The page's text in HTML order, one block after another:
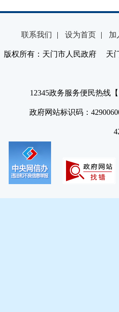
联系我们 | 设为首页 | 加
版权所有：天门市人民政府 天
12345政务服务便民热线
政府网站标识码：